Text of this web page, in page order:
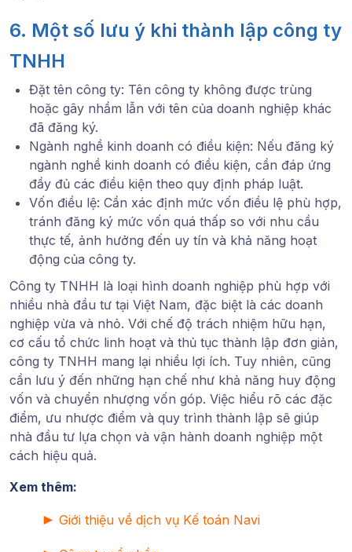
6. Một số lưu ý khi thành lập công ty
TNHH
Đặt tên công ty: Tên công ty không được trùng
hoặc gây nhầm lẫn với tên của doanh nghiệp khác
đã đăng ký.
Ngành nghề kinh doanh có điều kiện: Nếu đăng ký
ngành nghề kinh doanh có điều kiện, cần đáp ứng
đầy đủ các điều kiện theo quy định pháp luật.
Vốn điều lệ: Cần xác định mức vốn điều lệ phù hợp,
tránh đăng ký mức vốn quá thấp so với nhu cầu
thực tế, ảnh hưởng đến uy tín và khả năng hoạt
động của công ty.
Công ty TNHH là loại hình doanh nghiệp phù hợp với
nhiều nhà đầu tư tại Việt Nam, đặc biệt là các doanh
nghiệp vừa và nhỏ. Với chế độ trách nhiệm hữu hạn,
cơ cấu tổ chức linh hoạt và thủ tục thành lập đơn giản,
công ty TNHH mang lại nhiều lợi ích. Tuy nhiên, cũng
cần lưu ý đến những hạn chế như khả năng huy động
vốn và chuyển nhượng vốn góp. Việc hiểu rõ các đặc
điểm, ưu nhược điểm và quy trình thành lập sẽ giúp
nhà đầu tư lựa chọn và vận hành doanh nghiệp một
cách hiệu quả.
Xem thêm:
► Giới thiệu về dịch vụ Kế toán Navi